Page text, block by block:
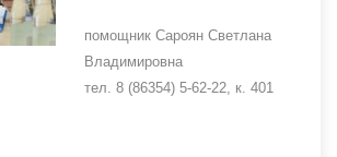
помощник Сароян Светлана
Владимировна
тел. 8 (86354) 5-62-22, к. 401